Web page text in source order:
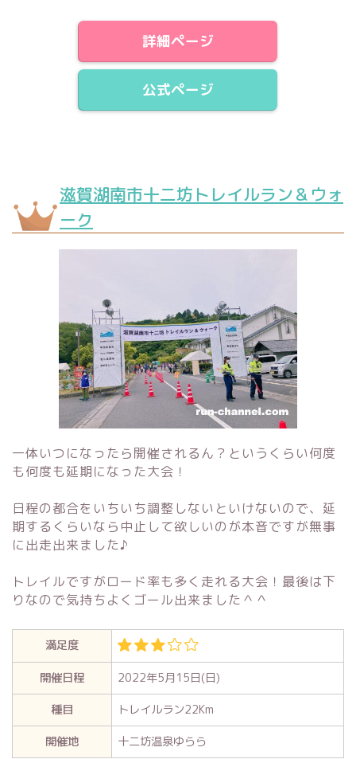
詳細ページ
公式ページ
滋賀湖南市十二坊トレイルラン＆ウォ
ーク
一体いつになったら開催されるん？というくらい何度
も何度も延期になった大会！
日程の都合をいちいち調整しないといけないので、延
期するくらいなら中止して欲しいのが本音ですが無事
に出走出来ました♪
トレイルですがロード率も多く走れる大会！最後は下
りなので気持ちよくゴール出来ました＾＾
満足度
開催日程
2022年5月15日(日)
種目
トレイルラン22Km
開催地
十二坊温泉ゆらら